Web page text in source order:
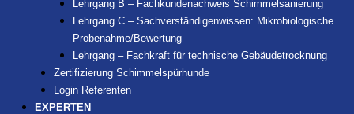
Lehrgang B – Fachkundenachweis Schimmelsanierung
Lehrgang C – Sachverständigenwissen: Mikrobiologische
Probenahme/Bewertung
Lehrgang – Fachkraft für technische Gebäudetrocknung
Zertifizierung Schimmelspürhunde
Login Referenten
EXPERTEN